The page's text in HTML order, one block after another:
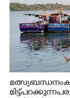
മത്സ്യബന്ധനം
മിട്ട്